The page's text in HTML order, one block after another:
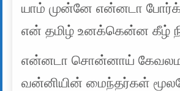
யாம் முன்னே என்னடா
என் தமிழ் உனக்கென்ன கீழ்
என்னடா சொன்னாய்
வன்னியின் மைந்தர்கள்